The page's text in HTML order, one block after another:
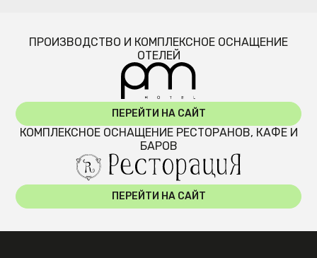
ПРОИЗВОДСТВО И КОМПЛЕКСНОЕ ОСНАЩЕНИЕ
ОТЕЛЕЙ
ПЕРЕЙТИ НА САЙТ
КОМПЛЕКСНОЕ ОСНАЩЕНИЕ РЕСТОРАНОВ, КАФЕ И
БАРОВ
ПЕРЕЙТИ НА САЙТ